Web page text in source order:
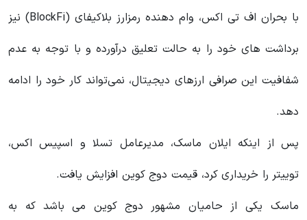
با بحران اف تی اکس، وام‌ دهنده رمزارز بلاکیفای (BlockFi) نیز
برداشت‌ های خود را به حالت تعلیق درآورده و با توجه به عدم
شفافیت این صرافی ارزهای دیجیتال، نمی‌تواند کار خود را ادامه
دهد.
پس از اینکه ایلان ماسک، مدیرعامل تسلا و اسپیس اکس،
توییتر را خریداری کرد، قیمت دوج کوین افزایش یافت.
ماسک یکی از حامیان مشهور دوج کوین می باشد که به